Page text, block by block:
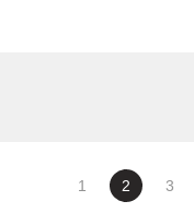
1 2 3